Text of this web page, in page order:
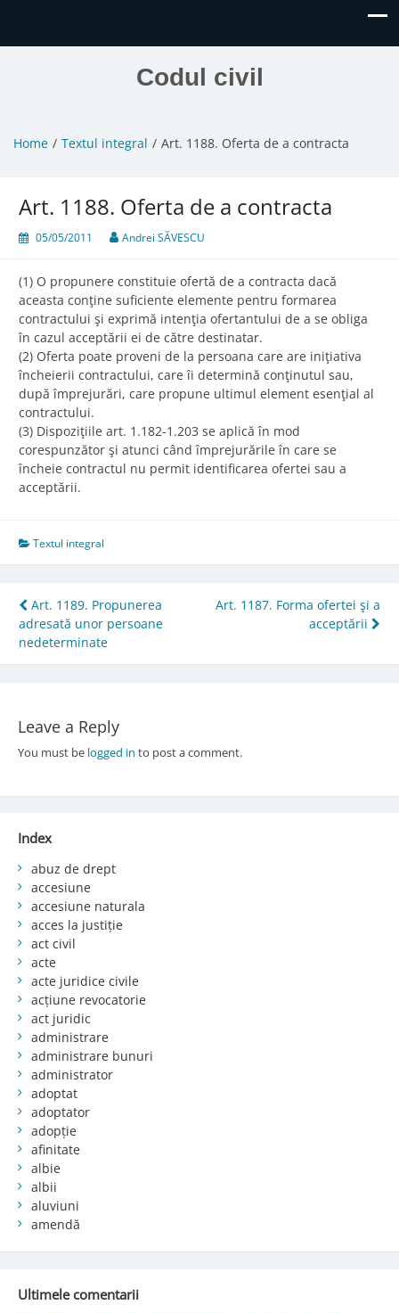
Codul civil
Home Textul integral Art. 1188. Oferta de a contracta
Art. 1188. Oferta de a contracta
05/05/2011 Andrei SĂVESCU
(1) O propunere constituie ofertă de a contracta dacă
aceasta conţine suficiente elemente pentru formarea
contractului şi exprimă intenţia ofertantului de a se obliga
în cazul acceptării ei de către destinatar.
(2) Oferta poate proveni de la persoana care are iniţiativa
încheierii contractului, care îi determină conţinutul sau,
după împrejurări, care propune ultimul element esenţial al
contractului.
(3) Dispoziţiile art. 1.182-1.203 se aplică în mod
corespunzător şi atunci când împrejurările în care se
încheie contractul nu permit identificarea ofertei sau a
acceptării.
Textul integral
Post
navigation
Art. 1189. Propunerea
adresată unor persoane
nedeterminate
Art. 1187. Forma ofertei şi a
acceptării
Leave a Reply
You must be logged in to post a comment.
Index
abuz de drept
accesiune
accesiune naturala
acces la justiție
act civil
acte
acte juridice civile
acțiune revocatorie
act juridic
administrare
administrare bunuri
administrator
adoptat
adoptator
adopție
afinitate
albie
albii
aluviuni
amendă
Ultimele comentarii